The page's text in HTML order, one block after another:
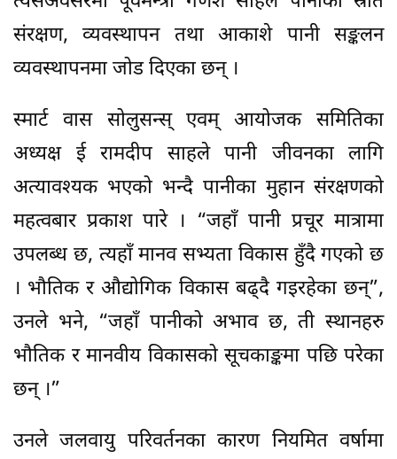
संरक्षण, व्यवस्थापन तथा आकाशे पानी सङ्कलन
व्यवस्थापनमा जोड दिएका छन् ।
स्मार्ट वास सोलुसन्स् एवम् आयोजक समितिका
अध्यक्ष ई रामदीप साहले पानी जीवनका लागि
अत्यावश्यक भएको भन्दै पानीका मुहान संरक्षणको
महत्वबार प्रकाश पारे । “जहाँ पानी प्रचूर मात्रामा
उपलब्ध छ, त्यहाँ मानव सभ्यता विकास हुँदै गएको छ
। भौतिक र औद्योगिक विकास बढ्दै गइरहेका छन्”,
उनले भने, “जहाँ पानीको अभाव छ, ती स्थानहरु
भौतिक र मानवीय विकासको सूचकाङ्कमा पछि परेका
छन् ।”
उनले जलवायु परिवर्तनका कारण नियमित वर्षामा